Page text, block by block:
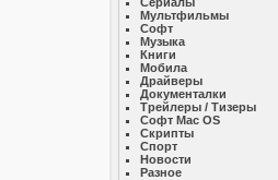
Мультфильмы
Софт
Музыкa
Книги
Мобила
Драйверы
Документалки
Трейлеры / Тизеры
Софт Mac OS
Скрипты
Спорт
Новости
Разное